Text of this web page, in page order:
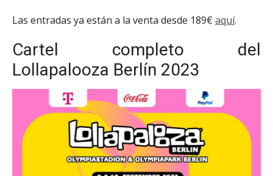
Las entradas ya están a la venta desde 189€ aquí.
Cartel completo del
Lollapalooza Berlín 2023